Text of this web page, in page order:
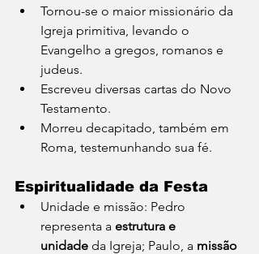
Tornou-se o maior missionário da
Igreja primitiva, levando o
Evangelho a gregos, romanos e
judeus.
Escreveu diversas cartas do Novo
Testamento.
Morreu decapitado, também em
Roma, testemunhando sua fé.
Espiritualidade da Festa
Unidade e missão: Pedro
representa a estrutura e
unidade da Igreja; Paulo, a missão